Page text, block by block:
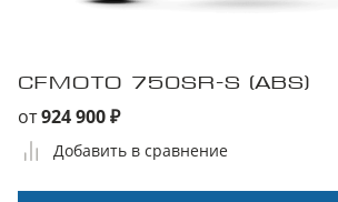
CFMOTO 750SR-S (ABS)
от924 900 ₽
Добавить в сравнение